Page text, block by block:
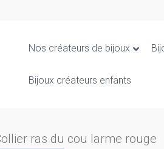
Nos créateurs de bijoux
Bijoux créateurs enfants
ras du cou larme rouge